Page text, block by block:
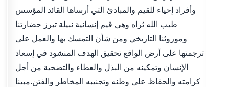
وأفراد إحياء للقيم والمبادئ التي أرساها القائد المؤسس
طيب الله ثراه وهي قيم إنسانية نبيلة تبرز حضارتنا
وموروثنا التاريخي ومن شأن التمسك بها والعمل على
ترجمتها على أرض الواقع تحقيق الهدف المنشود في إسعاد
الإنسان وتمكينه من البذل والعطاء والتضحية من أجل
كرامته والحفاظ على وطنه وتجنيبه المخاطر والفتن.مبينا